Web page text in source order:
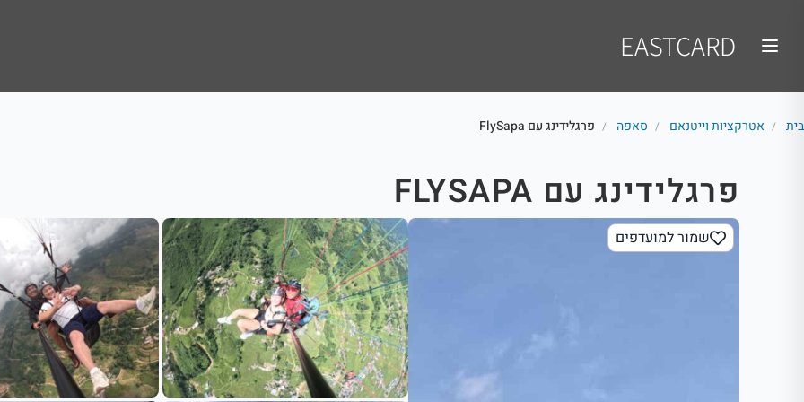
EASTCARD
בית / אטרקציות וייטנאם / סאפה / פרגלידינג עם FlySapa
פרגלידינג עם FLYSAPA
שמור למועדפים